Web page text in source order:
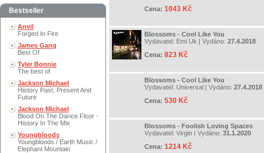
Bestseller
Anvil
Forged In Fire
James Gang
Best Of
Tyler Bonnie
The best of
Jackson Michael
History Past, Present And
Future
Jackson Michael
Blood On The Dance Floor -
History In The Mix
Youngbloods
Youngbloods / Earth Music /
Elephant Mountain
Cena: 1043 Kč
Blossoms - Cool Like You
Vydavatel: Emi Uk | Vydáno: 27.4.2018
Cena: 823 Kč
Blossoms - Cool Like You
Vydavatel: Universal | Vydáno: 27.4.2018
Cena: 530 Kč
Blossoms - Foolish Loving Spaces
Vydavatel: Virgin | Vydáno: 31.1.2020
Cena: 1214 Kč